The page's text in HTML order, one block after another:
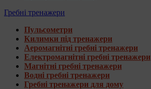
Гребні тренажери
Пульсометри
Килимки під тренажери
Аеромагнітні гребні тренажери
Електромагнітні гребні тренажери
Магнітні гребні тренажери
Водні гребні тренажери
Гребні тренажери для дому